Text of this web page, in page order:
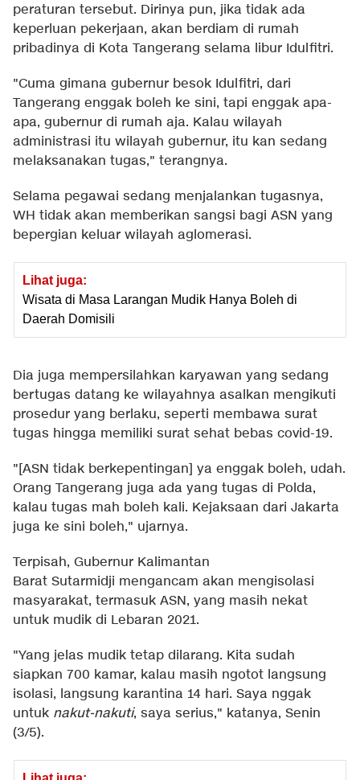
peraturan tersebut. Dirinya pun, jika tidak ada
keperluan pekerjaan, akan berdiam di rumah
pribadinya di Kota Tangerang selama libur Idulfitri.
"Cuma gimana gubernur besok Idulfitri, dari
Tangerang enggak boleh ke sini, tapi enggak apa-
apa, gubernur di rumah aja. Kalau wilayah
administrasi itu wilayah gubernur, itu kan sedang
melaksanakan tugas," terangnya.
Selama pegawai sedang menjalankan tugasnya,
WH tidak akan memberikan sangsi bagi ASN yang
bepergian keluar wilayah aglomerasi.
Lihat juga:
Wisata di Masa Larangan Mudik Hanya Boleh di
Daerah Domisili
Dia juga mempersilahkan karyawan yang sedang
bertugas datang ke wilayahnya asalkan mengikuti
prosedur yang berlaku, seperti membawa surat
tugas hingga memiliki surat sehat bebas covid-19.
"[ASN tidak berkepentingan] ya enggak boleh, udah.
Orang Tangerang juga ada yang tugas di Polda,
kalau tugas mah boleh kali. Kejaksaan dari Jakarta
juga ke sini boleh," ujarnya.
Terpisah, Gubernur Kalimantan
Barat Sutarmidji mengancam akan mengisolasi
masyarakat, termasuk ASN, yang masih nekat
untuk mudik di Lebaran 2021.
"Yang jelas mudik tetap dilarang. Kita sudah
siapkan 700 kamar, kalau masih ngotot langsung
isolasi, langsung karantina 14 hari. Saya nggak
untuk nakut-nakuti, saya serius," katanya, Senin
(3/5).